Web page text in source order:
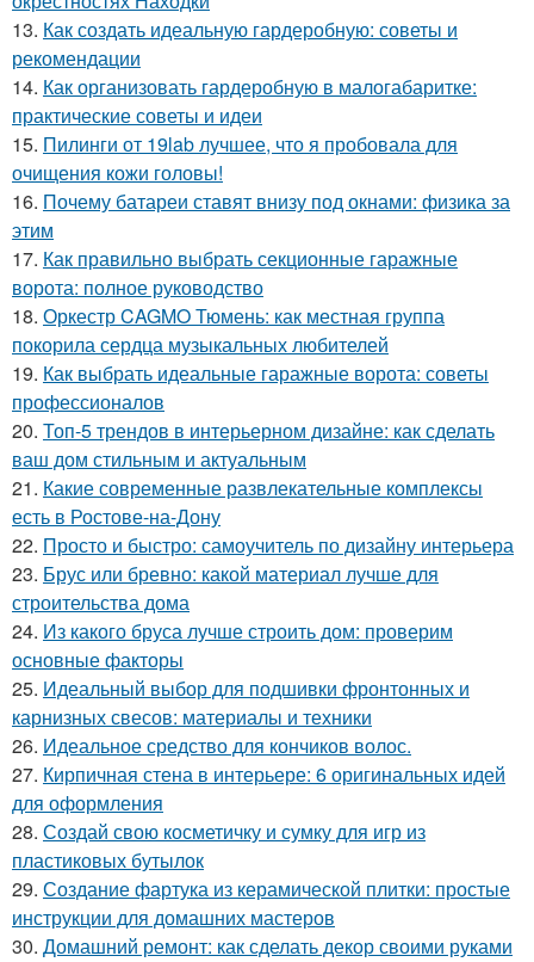
13. Как создать идеальную гардеробную: советы и
рекомендации
14. Как организовать гардеробную в малогабаритке:
практические советы и идеи
15. Пилинги от 19lab лучшее, что я пробовала для
очищения кожи головы!
16. Почему батареи ставят внизу под окнами: физика за
этим
17. Как правильно выбрать секционные гаражные
ворота: полное руководство
18. Оркестр CAGMO Тюмень: как местная группа
покорила сердца музыкальных любителей
19. Как выбрать идеальные гаражные ворота: советы
профессионалов
20. Топ-5 трендов в интерьерном дизайне: как сделать
ваш дом стильным и актуальным
21. Какие современные развлекательные комплексы
есть в Ростове-на-Дону
22. Просто и быстро: самоучитель по дизайну интерьера
23. Брус или бревно: какой материал лучше для
строительства дома
24. Из какого бруса лучше строить дом: проверим
основные факторы
25. Идеальный выбор для подшивки фронтонных и
карнизных свесов: материалы и техники
26. Идеальное средство для кончиков волос.
27. Кирпичная стена в интерьере: 6 оригинальных идей
для оформления
28. Создай свою косметичку и сумку для игр из
пластиковых бутылок
29. Создание фартука из керамической плитки: простые
инструкции для домашних мастеров
30. Домашний ремонт: как сделать декор своими руками